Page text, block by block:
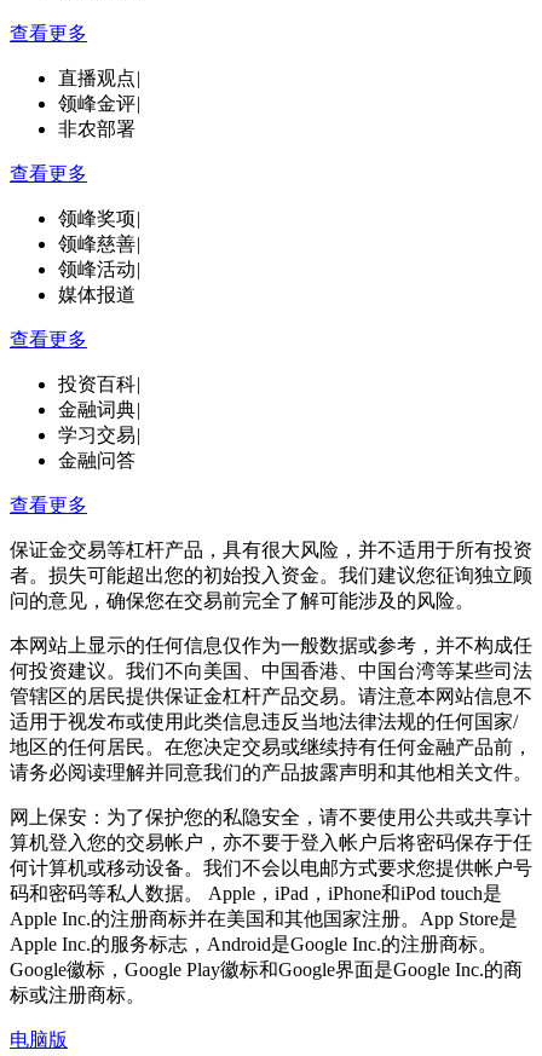
查看更多
直播观点|
领峰金评|
非农部署
查看更多
领峰奖项|
领峰慈善|
领峰活动|
媒体报道
查看更多
投资百科|
金融词典|
学习交易|
金融问答
查看更多
保证金交易等杠杆产品，具有很大风险，并不适用于所有投资
者。损失可能超出您的初始投入资金。我们建议您征询独立顾
问的意见，确保您在交易前完全了解可能涉及的风险。
本网站上显示的任何信息仅作为一般数据或参考，并不构成任
何投资建议。我们不向美国、中国香港、中国台湾等某些司法
管辖区的居民提供保证金杠杆产品交易。请注意本网站信息不
适用于视发布或使用此类信息违反当地法律法规的任何国家/
地区的任何居民。在您决定交易或继续持有任何金融产品前，
请务必阅读理解并同意我们的产品披露声明和其他相关文件。
网上保安：为了保护您的私隐安全，请不要使用公共或共享计
算机登入您的交易帐户，亦不要于登入帐户后将密码保存于任
何计算机或移动设备。我们不会以电邮方式要求您提供帐户号
码和密码等私人数据。 Apple，iPad，iPhone和iPod touch是
Apple Inc.的注册商标并在美国和其他国家注册。App Store是
Apple Inc.的服务标志，Android是Google Inc.的注册商标。
Google徽标，Google Play徽标和Google界面是Google Inc.的商
标或注册商标。
电脑版